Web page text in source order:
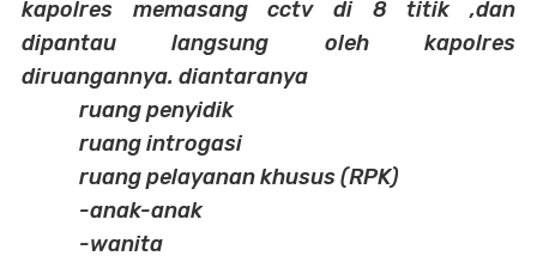
kapolres memasang cctv di 8 titik ,dan
dipantau langsung oleh kapolres
diruangannya. diantaranya
ruang penyidik
ruang introgasi
ruang pelayanan khusus (RPK)
-anak-anak
-wanita